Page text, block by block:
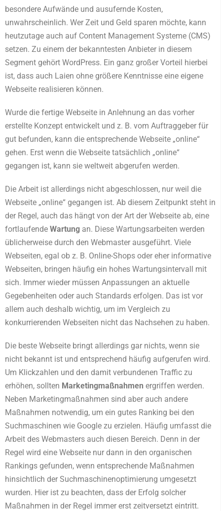
besondere Aufwände und ausufernde Kosten,
unwahrscheinlich. Wer Zeit und Geld sparen möchte, kann
heutzutage auch auf Content Management Systeme (CMS)
setzen. Zu einem der bekanntesten Anbieter in diesem
Segment gehört WordPress. Ein ganz großer Vorteil hierbei
ist, dass auch Laien ohne größere Kenntnisse eine eigene
Webseite realisieren können.
Wurde die fertige Webseite in Anlehnung an das vorher
erstellte Konzept entwickelt und z. B. vom Auftraggeber für
gut befunden, kann die entsprechende Webseite „online“
gehen. Erst wenn die Webseite tatsächlich „online“
gegangen ist, kann sie weltweit abgerufen werden.
Die Arbeit ist allerdings nicht abgeschlossen, nur weil die
Webseite „online“ gegangen ist. Ab diesem Zeitpunkt steht in
der Regel, auch das hängt von der Art der Webseite ab, eine
fortlaufende Wartung an. Diese Wartungsarbeiten werden
üblicherweise durch den Webmaster ausgeführt. Viele
Webseiten, egal ob z. B. Online-Shops oder eher informative
Webseiten, bringen häufig ein hohes Wartungsintervall mit
sich. Immer wieder müssen Anpassungen an aktuelle
Gegebenheiten oder auch Standards erfolgen. Das ist vor
allem auch deshalb wichtig, um im Vergleich zu
konkurrierenden Webseiten nicht das Nachsehen zu haben.
Die beste Webseite bringt allerdings gar nichts, wenn sie
nicht bekannt ist und entsprechend häufig aufgerufen wird.
Um Klickzahlen und den damit verbundenen Traffic zu
erhöhen, sollten Marketingmaßnahmen ergriffen werden.
Neben Marketingmaßnahmen sind aber auch andere
Maßnahmen notwendig, um ein gutes Ranking bei den
Suchmaschinen wie Google zu erzielen. Häufig umfasst die
Arbeit des Webmasters auch diesen Bereich. Denn in der
Regel wird eine Webseite nur dann in den organischen
Rankings gefunden, wenn entsprechende Maßnahmen
hinsichtlich der Suchmaschinenoptimierung umgesetzt
wurden. Hier ist zu beachten, dass der Erfolg solcher
Maßnahmen in der Regel immer erst zeitversetzt eintritt.